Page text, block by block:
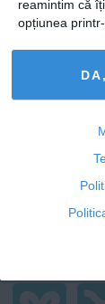
reamintim că
opțiunea